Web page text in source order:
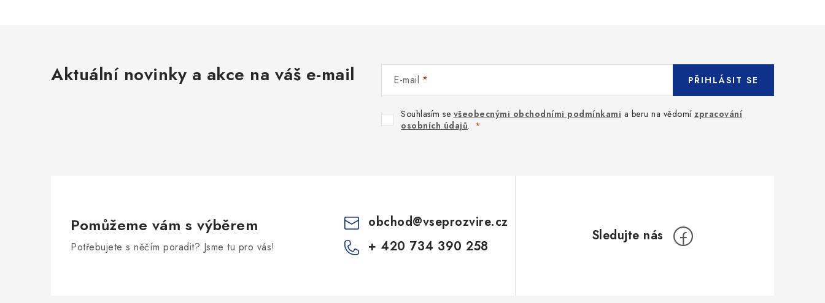
Aktuální novinky a akce na váš e-mail E-mail
Souhlasím se všeobecnými obchodními podmínkami a beru na vědomí zpracování
osobních údajů.
PŘIHLÁSIT SE
Pomůžeme vám s výběrem
Potřebujete s něčím poradit? Jsme tu pro vás!
obchod@vseprozvire.cz
+ 420 734 390 258